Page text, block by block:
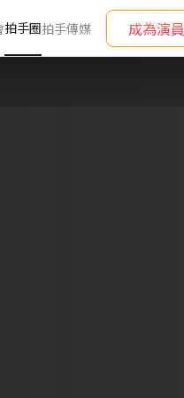
拍手圈拍手傳媒 成為演員